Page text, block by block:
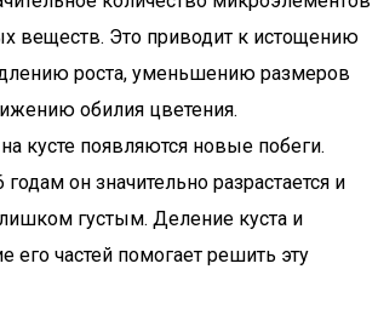
веществ. Это приводит к истощению
роста, уменьшению размеров
обилия цветения.
кусте появляются новые побеги.
он значительно разрастается и
густым. Деление куста и
его частей помогает решить эту